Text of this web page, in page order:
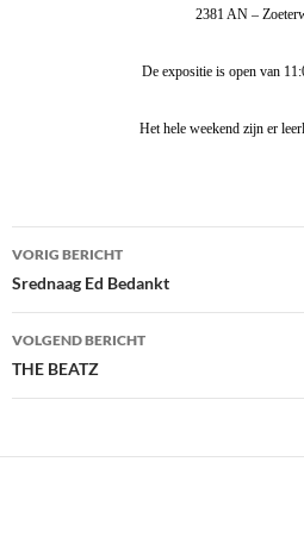
2381 AN –
De expositie is open van
Het hele weekend zijn er
Bericht
navigatie
VORIG BERICHT
Srednaag Ed Bedankt
VOLGEND BERICHT
THE BEATZ